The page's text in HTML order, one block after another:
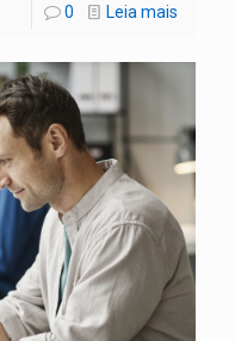
0 Leia mais